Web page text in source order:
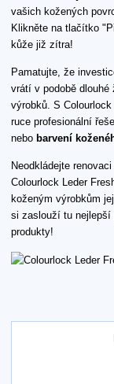
vašich kožených
Klikněte na tlačítko
kůže již zítra!
Pamatujte, že
vrátí v podobě
výrobků. S
ruce profesionální
nebo barvení
Neodkládejte
Colourlock Leder
koženým výrobkům
si zaslouží tu nejlepší
produkty!